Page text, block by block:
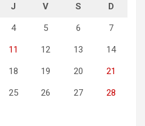
J V S D
4 5 6 7
11 12 13 14
18 19 20 21
25 26 27 28